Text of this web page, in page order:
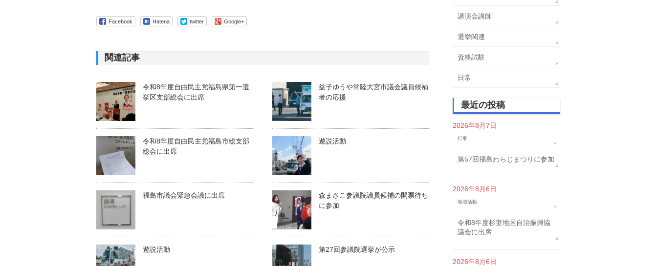
Facebook Hatena twitter Google+
関連記事
令和8年度自由民主党福島県第一選
挙区支部総会に出席
益子ゆうや常陸大宮市議会議員候補
者の応援
令和8年度自由民主党福島市総支部
総会に出席
遊説活動
福島市議会緊急会議に出席
森まさこ参議院議員候補の開票待ち
に参加
遊説活動 第27回参議院選挙が公示
講演会講師
選挙関連
資格試験
日常
最近の投稿
2026年8月7日
行事
第57回福島わらじまつりに参加
2026年8月6日
地域活動
令和8年度杉妻地区自治振興協
議会に出席
2026年8月6日